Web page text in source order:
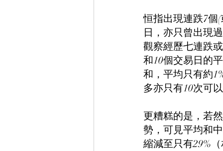
恒指出現連跌7個
日，亦只曾出現
觀察經歷七連跌
和10個交易日的
和，平均只有約
多亦只有10次可
更糟糕的是，若
勢，可見平均和
縮減至只有29%